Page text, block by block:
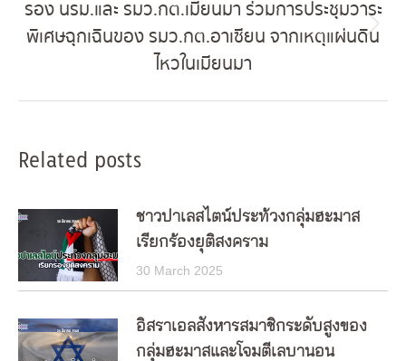
Next
post:
รอง นรม.และ รมว.กต.เมียนมา ร่วมการประชุมวาระ
พิเศษฉุกเฉินของ รมว.กต.อาเซียน จากเหตุแผ่นดิน
ไหวในเมียนมา
Related posts
ชาวปาเลสไตน์ประท้วงกลุ่มฮะมาส
เรียกร้องยุติสงคราม
30 March 2025
อิสราเอลสังหารสมาชิกระดับสูงของ
กลุ่มฮะมาสและโจมตีเลบานอน